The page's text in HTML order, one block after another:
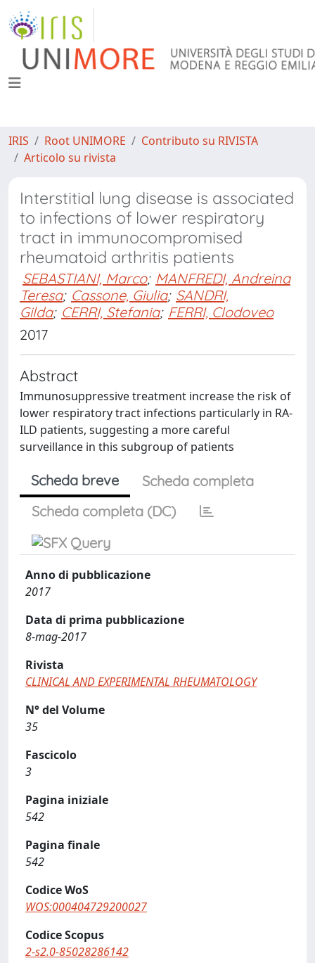
IRIS Root UNIMORE
Contributo su RIVISTA
Articolo su rivista
Interstitial lung disease is associated
to infections of lower respiratory
tract in immunocompromised
rheumatoid arthritis patients
SEBASTIANI, Marco; MANFREDI, Andreina
Teresa; Cassone, Giulia; SANDRI,
Gilda; CERRI, Stefania; FERRI, Clodoveo
2017
Abstract
Immunosuppressive treatment increase the risk of
lower respiratory tract infections particularly in RA-
ILD patients, suggesting a more careful
surveillance in this subgroup of patients
Scheda breve
Scheda completa
Scheda completa (DC)
Anno di pubblicazione
2017
Data di prima pubblicazione
8-mag-2017
Rivista
CLINICAL AND EXPERIMENTAL RHEUMATOLOGY
N° del Volume
35
Fascicolo
3
Pagina iniziale
542
Pagina finale
542
Codice WoS
WOS:000404729200027
Codice Scopus
2-s2.0-85028286142